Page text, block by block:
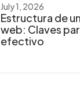
July 1, 2026
Estructura de
web: Claves
efectivo